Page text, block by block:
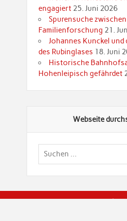
engagiert 25. Juni 2026
Spurensuche
Familienforschung 21.
Johannes Kunckel und
des Rubinglases 18. Juni
Historische
Hohenleipisch gefährdet
Webseite
© Brandenburgische